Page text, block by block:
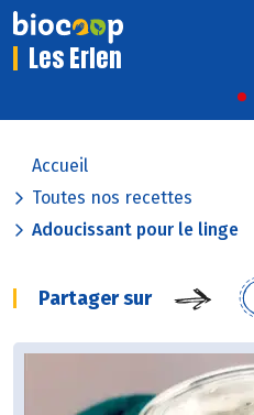
Les Erlen
Accueil
Toutes nos recettes
Adoucissant pour le linge
Partager sur